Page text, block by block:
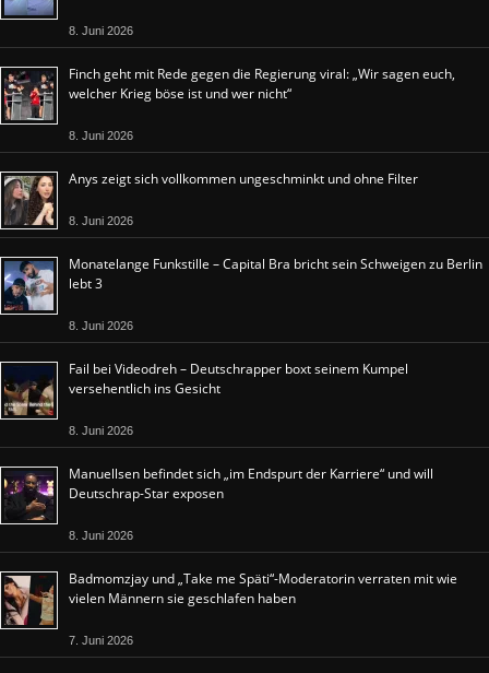
8. Juni 2026
Finch geht mit Rede gegen die Regierung viral: „Wir sagen euch,
welcher Krieg böse ist und wer nicht“
8. Juni 2026
Anys zeigt sich vollkommen ungeschminkt und ohne Filter
8. Juni 2026
Monatelange Funkstille – Capital Bra bricht sein Schweigen zu Berlin
lebt 3
8. Juni 2026
Fail bei Videodreh – Deutschrapper boxt seinem Kumpel
versehentlich ins Gesicht
8. Juni 2026
Manuellsen befindet sich „im Endspurt der Karriere“ und will
Deutschrap-Star exposen
8. Juni 2026
Badmomzjay und „Take me Späti“-Moderatorin verraten mit wie
vielen Männern sie geschlafen haben
7. Juni 2026